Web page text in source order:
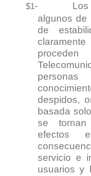
$1-
algunos de
de
despidos,
basada
se tornan
efectos
servicio e
usuarios y